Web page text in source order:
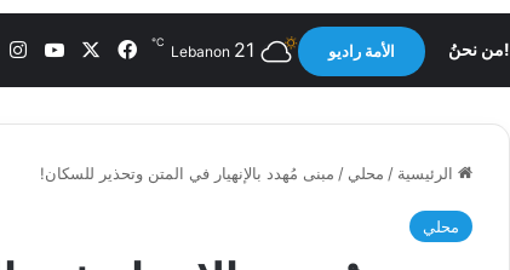
!من نحنُ الأمة راديو Lebanon 21
℃ فيسبوك يوتيوب
الرئيسية / محلي / مبنى مُهدد بالإنهيار في المتن وتحذير للسكان!
محلي